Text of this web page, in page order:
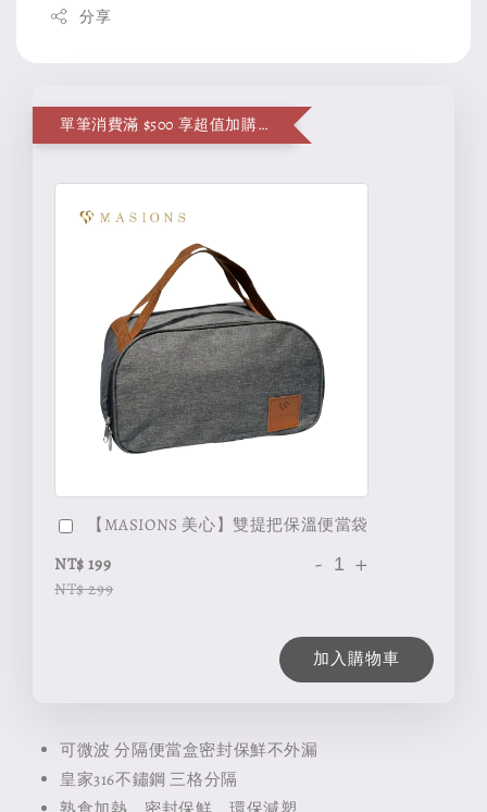
分享
單筆消費滿 $500 享超值加購便當袋
【MASIONS 美心】雙提把保溫便當袋
NT$ 199
NT$ 299
- +
加入購物車
可微波 分隔便當盒密封保鮮不外漏
皇家316不鏽鋼 三格分隔